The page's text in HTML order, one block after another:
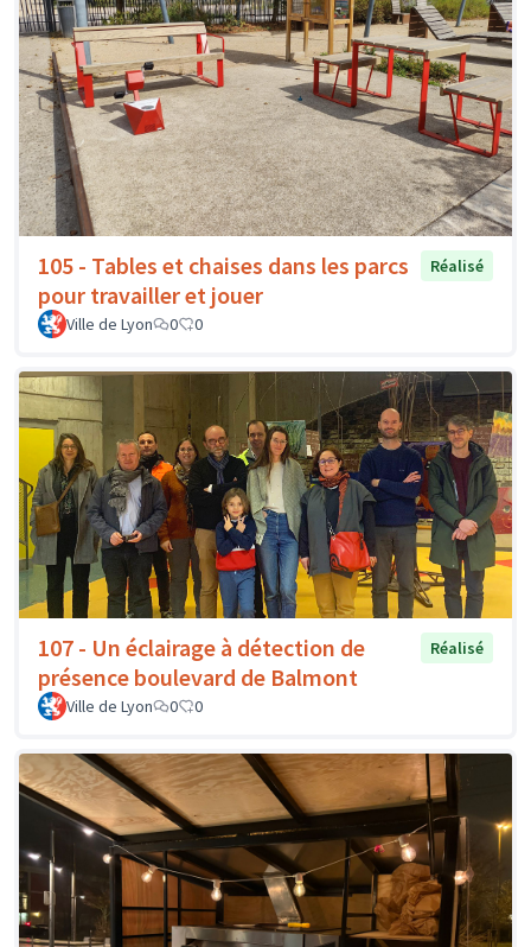
105 - Tables et chaises dans les parcs
pour travailler et jouer
Réalisé
Ville de Lyon 0 0
107 - Un éclairage à détection de
présence boulevard de Balmont
Réalisé
Ville de Lyon 0 0